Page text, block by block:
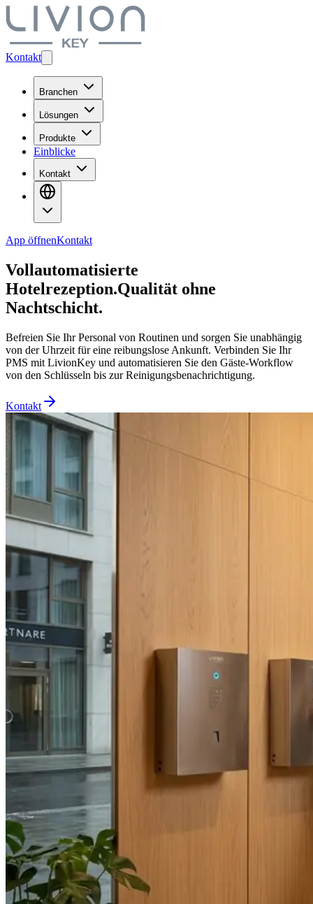
Kontakt
Branchen
Lösungen
Produkte
Einblicke
Kontakt
App öffnenKontakt
Vollautomatisierte
Hotelrezeption.Qualität ohne
Nachtschicht.
Befreien Sie Ihr Personal von Routinen und sorgen Sie unabhängig
von der Uhrzeit für eine reibungslose Ankunft. Verbinden Sie Ihr
PMS mit LivionKey und automatisieren Sie den Gäste-Workflow
von den Schlüsseln bis zur Reinigungsbenachrichtigung.
Kontakt